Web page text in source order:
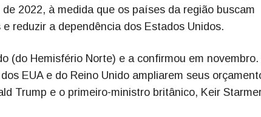
2022, à medida que os países da região buscam
reduzir a dependência dos Estados Unidos.
(do Hemisfério Norte) e a confirmou em novembro.
EUA e do Reino Unido ampliarem seus
Trump e o primeiro-ministro britânico, Keir